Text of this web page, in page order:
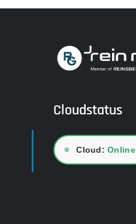
Cloudstatus
● Cloud:Online